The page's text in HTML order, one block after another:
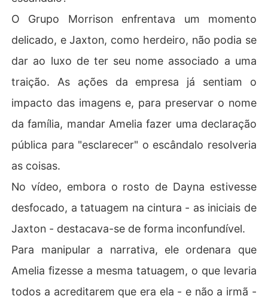
O Grupo Morrison enfrentava um momento
delicado, e Jaxton, como herdeiro, não podia se
dar ao luxo de ter seu nome associado a uma
traição. As ações da empresa já sentiam o
impacto das imagens e, para preservar o nome
da família, mandar Amelia fazer uma declaração
pública para "esclarecer" o escândalo resolveria
as coisas.
No vídeo, embora o rosto de Dayna estivesse
desfocado, a tatuagem na cintura - as iniciais de
Jaxton - destacava-se de forma inconfundível.
Para manipular a narrativa, ele ordenara que
Amelia fizesse a mesma tatuagem, o que levaria
todos a acreditarem que era ela - e não a irmã -